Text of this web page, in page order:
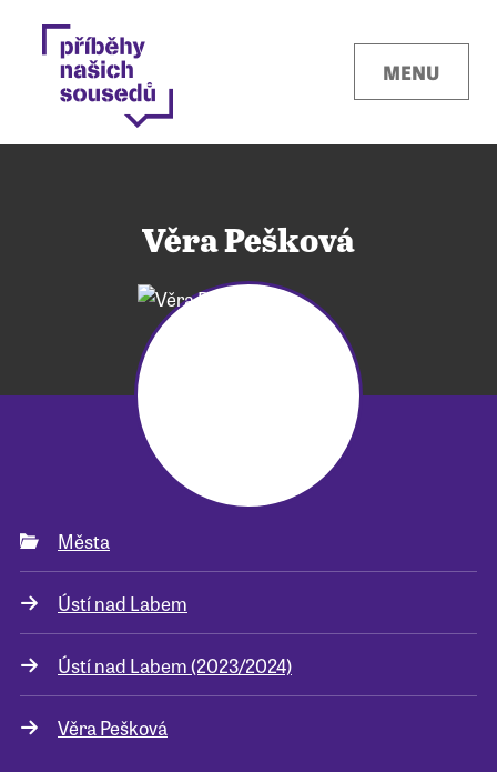
MENU
Pro školy
Příběhy našich sousedů
Věra Pešková
Města
Ústí nad Labem
Ústí nad Labem (2023/2024)
Věra Pešková